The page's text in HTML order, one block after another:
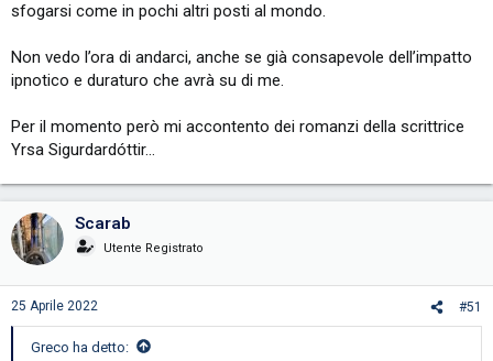
sfogarsi come in pochi altri posti al mondo.
Non vedo l’ora di andarci, anche se già consapevole dell’impatto
ipnotico e duraturo che avrà su di me.
Per il momento però mi accontento dei romanzi della scrittrice
Yrsa Sigurdardóttir…
Scarab
Utente Registrato
25 Aprile 2022 #51
Greco ha detto: